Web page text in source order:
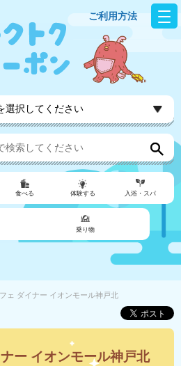
ご利用方法
選択してください
食べる 体験する 入浴・スパ
乗り物
ェ ダイナー イオンモール神戸北
ー イオンモール神戸北